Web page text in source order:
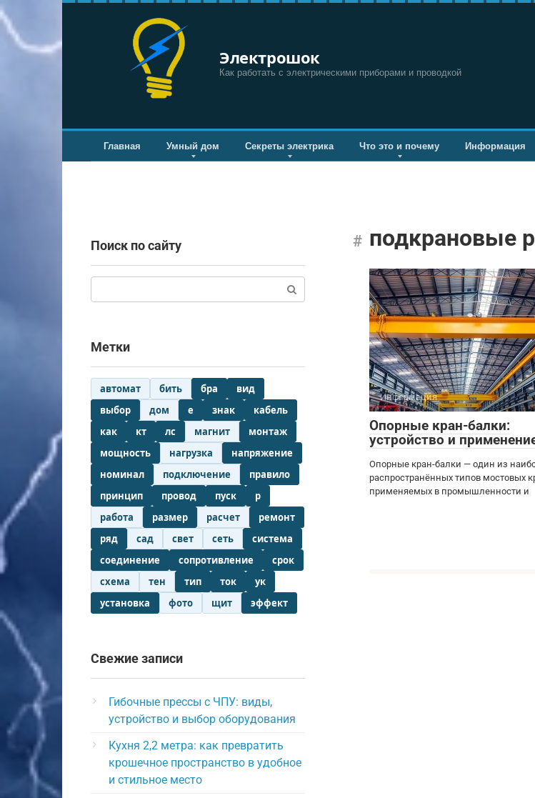
Перейти
к
контенту
Электрошок
Как работать с электрическими приборами и проводкой
Главная Умный дом Секреты электрика Что это и почему Информация
подкрановые
Информация
Опорные кран-балки:
устройство и
Опорные кран-балки — один из
распространённых типов мостовых
применяемых в промышленности и
Поиск по сайту
Метки
автомат бить бра
вид
выбор
дом е знак
кабель
как
кт лс магнит
монтаж
мощность
нагрузка
напряжение
номинал
подключение
правило
принцип
провод пуск
р
работа
размер расчет
ремонт
ряд
сад свет сеть
система
соединение
сопротивление
срок
схема
тен тип ток
ук
установка
фото щит эффект
Свежие записи
Гибочные прессы с ЧПУ: виды,
устройство и выбор оборудования
Кухня 2,2 метра: как превратить
крошечное пространство в удобное
и стильное место